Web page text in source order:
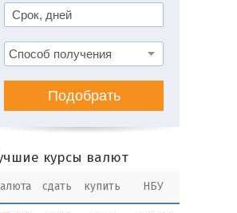
Подобрать
курсы валют
сдать купить НБУ